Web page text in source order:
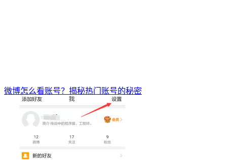
微博怎么看账号？揭秘热门账号的秘密